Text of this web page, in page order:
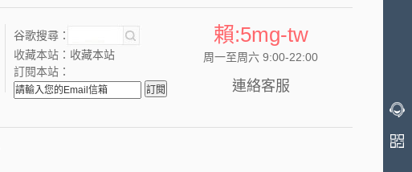
谷歌搜尋：
收藏本站： 收藏本站
訂閱本站：
賴:5mg-tw
周一至周六 9:00-22:00
連絡客服